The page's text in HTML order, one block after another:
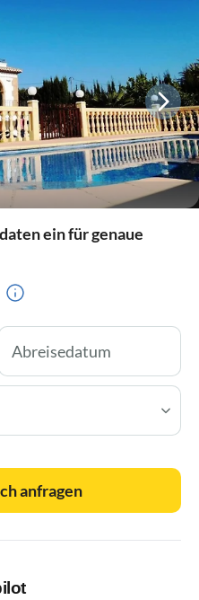
ein für genaue
anfragen